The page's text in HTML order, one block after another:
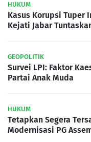
HUKUM
Kasus Korupsi Tuper
Kejati Jabar
GEOPOLITIK
Survei LPI: Faktor
Partai Anak Muda
HUKUM
Tetapkan Segera
Modernisasi PG